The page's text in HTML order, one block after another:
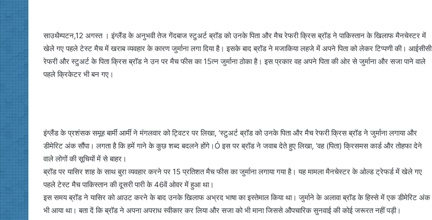
साउथैम्पटन,12 अगस्त । इंग्लैंड के अनुभवी तेज गेंदबाज स्टुअर्ट ब्रॉड को उनके पिता और मैच रेफरी क्रिस ब्रॉड ने पाकिस्तान के खिलाफ मैनचेस्टर में
खेले गए पहले टेस्ट मैच में खराब व्यवहार के कारण जुर्माना लगा दिया है। इसके बाद ब्रॉड ने मजाकिया लहजे में अपने पिता को लेकर टिप्पणी की। आईसीसी
रेफरी और स्टुअर्ट के पिता क्रिस ब्रॉड ने उन पर मैच फीस का 15त्न जुर्माना ठोका है। इस प्रकार वह अपने पिता की ओर से जुर्माना और सजा पाने वाले
पहले क्रिकेटर भी बन गए।
इंग्लैंड के प्रशंसक समूह बार्मी आर्मी ने मंगलवार को ट्विटर पर लिखा, ‘स्टुअर्ट ब्रॉड को उनके पिता और मैच रेफरी क्रिस ब्रॉड ने जुर्माना लगाया और
डीमेरिट अंक सौंपा। लगता है कि हमें गाने के कुछ शब्द बदलने होंगे।Ó इस पर ब्रॉड ने जवाब देते हुए लिखा, ‘वह (पिता) क्रिसमस कार्ड और तोहफा देने
वाले लोगों की सूचियों में से बाहर।
ब्रॉड पर यासिर शाह के साथ बुरा व्यवहार करने पर 15 प्रतिशत मैच फीस का जुर्माना लगाया गया है। यह मामला मैनचेस्टर के ओल्ड ट्रेफर्ड में खेले गए
पहले टेस्ट मैच पाकिस्तान की दूसरी पारी के 46वें ओवर में हुआ था।
इस समय ब्रॉड ने यासिर को आउट करने के बाद उनके खिलाफ अभ्रद भाषा का इस्तेमाल किया था। जुर्माने के अलावा ब्रॉड के हिस्से में एक डीमेरिट अंक
भी आया था। बता दें कि ब्रॉड ने अपना अपराध स्वीकार कर लिया और सजा को भी माना जिससे औपचारिक सुनवाई की कोई जरूरत नहीं पड़ी।